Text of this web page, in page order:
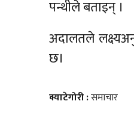
पन्थीले बताइन् ।
अदालतले
छ।
क्याटेगोरी :समाचार